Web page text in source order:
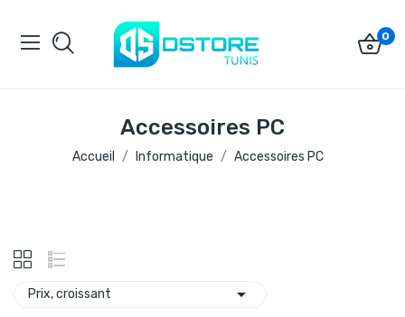
0
Accessoires PC
Accueil Informatique Accessoires PC
Prix, croissant 